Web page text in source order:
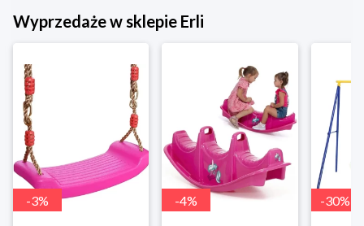
Wyprzedaże w sklepie Erli
-3% -4% -30%